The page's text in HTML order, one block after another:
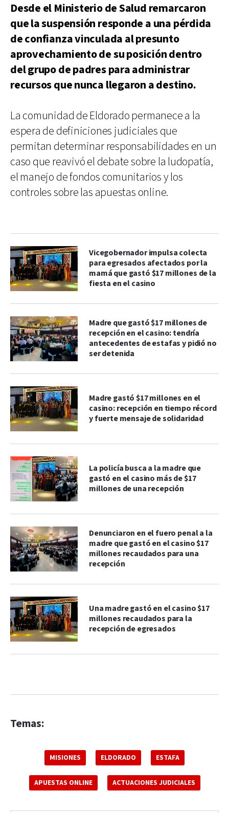
Desde el Ministerio de Salud remarcaron
que la suspensión responde a una pérdida
de confianza vinculada al presunto
aprovechamiento de su posición dentro
del grupo de padres para administrar
recursos que nunca llegaron a destino.
La comunidad de Eldorado permanece a la
espera de definiciones judiciales que
permitan determinar responsabilidades en un
caso que reavivó el debate sobre la ludopatía,
el manejo de fondos comunitarios y los
controles sobre las apuestas online.
Vicegobernador impulsa colecta
para egresados afectados por la
mamá que gastó $17 millones de la
fiesta en el casino
Madre que gastó $17 millones de
recepción en el casino: tendría
antecedentes de estafas y pidió no
ser detenida
Madre gastó $17 millones en el
casino: recepción en tiempo récord
y fuerte mensaje de solidaridad
La policía busca a la madre que
gastó en el casino más de $17
millones de una recepción
Denunciaron en el fuero penal a la
madre que gastó en el casino $17
millones recaudados para una
recepción
Una madre gastó en el casino $17
millones recaudados para la
recepción de egresados
Temas:
MISIONES ELDORADO ESTAFA
APUESTAS ONLINE ACTUACIONES JUDICIALES